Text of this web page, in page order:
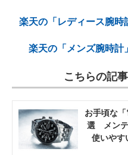
楽天の「レディース腕時
楽天の「メンズ腕時計
こちらの記
お手頃な
選 メンテ
使いやす